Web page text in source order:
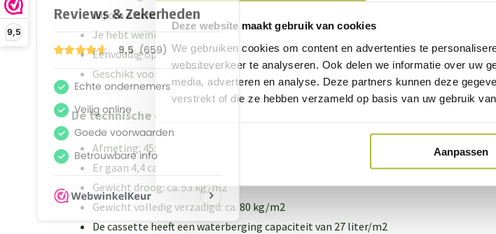
Deze website maakt gebruik van cookies
We gebruiken cookies om content en advertenties te
websiteverkeer te analyseren. Ook delen we informatie over uw
media, adverteren en analyse. Deze partners kunnen deze
verstrekt of die ze hebben verzameld op basis van uw gebruik
Aanpassen
9,5
wij om afschuifvoorziening te gebruiken.
Je hebt weinig onderhoud aan de sedumcassettes
Eenvoudig op maat te maken
Geschikt voor platte en licht hellende daken
De technische eigenschappen van deze sedum cassette
Afmeting: 45x49,5x8 cm (lengte x breedte x hoogte)
Er gaan 4,4 cassettes in 1 m2
Gewicht droog: ca. 53 kg/m2
Gewicht volledig verzadigd: ca. 80 kg/m2
De cassette heeft een waterberging capaciteit van 27 liter/m2